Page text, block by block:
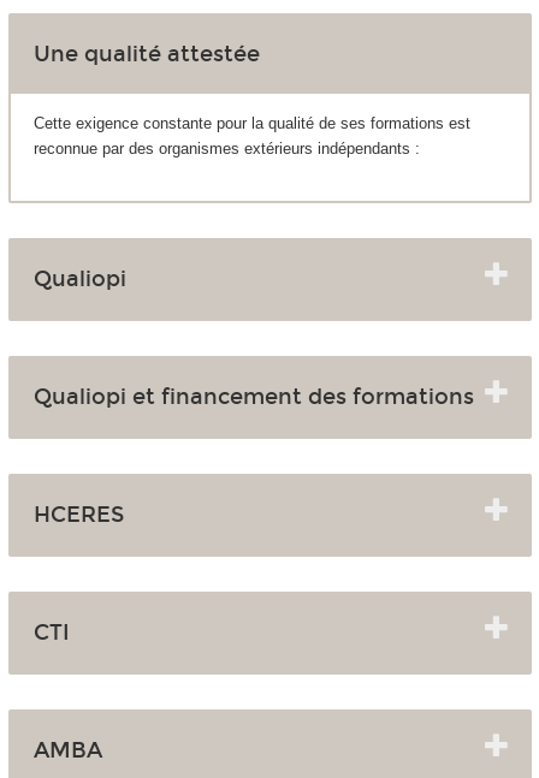
Une qualité attestée
Cette exigence constante pour la qualité de ses formations est
reconnue par des organismes extérieurs indépendants :
Qualiopi
Qualiopi et financement des formations
HCERES
CTI
AMBA